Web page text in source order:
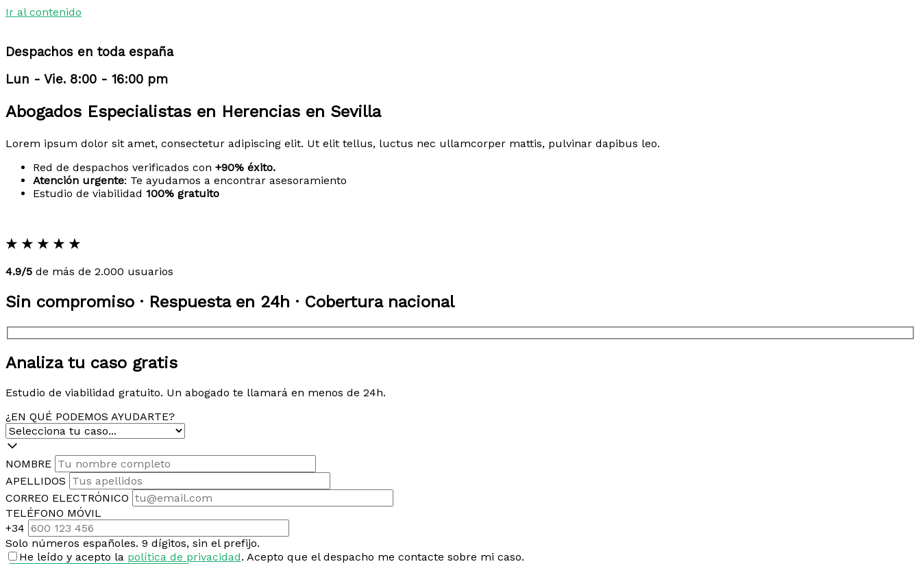
Ir al contenido
Despachos en toda españa
Lun - Vie. 8:00 - 16:00 pm
Abogados Especialistas en Herencias en Sevilla
Lorem ipsum dolor sit amet, consectetur adipiscing elit. Ut elit tellus, luctus nec ullamcorper mattis, pulvinar dapibus leo.
Red de despachos verificados con +90% éxito.
Atención urgente: Te ayudamos a encontrar asesoramiento
Estudio de viabilidad 100% gratuito
★ ★ ★ ★ ★
4.9/5 de más de 2.000 usuarios
Sin compromiso · Respuesta en 24h · Cobertura nacional
Analiza tu caso gratis
Estudio de viabilidad gratuito. Un abogado te llamará en menos de 24h.
¿EN QUÉ PODEMOS AYUDARTE?
NOMBRE
APELLIDOS
CORREO ELECTRÓNICO
TELÉFONO MÓVIL
+34
Solo números españoles. 9 dígitos, sin el prefijo.
He leído y acepto la política de privacidad. Acepto que el despacho me contacte sobre mi caso.